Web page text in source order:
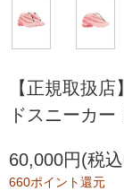
【正規取扱
ドスニーカ
60,000円(税
660ポイント還元